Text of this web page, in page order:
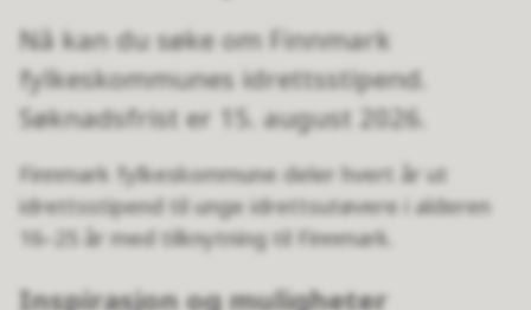
Nå kan du søke om Finnmark
fylkeskommunes idrettsstipend.
Søknadsfrist er 15. august 2026.
Finnmark fylkeskommune deler hvert år ut
idrettsstipend til unge idrettsutøvere i alderen
16–25 år med tilknytning til Finnmark.
Inspirasjon og muligheter